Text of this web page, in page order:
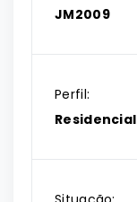
JM2009
Perfil:
Residencial